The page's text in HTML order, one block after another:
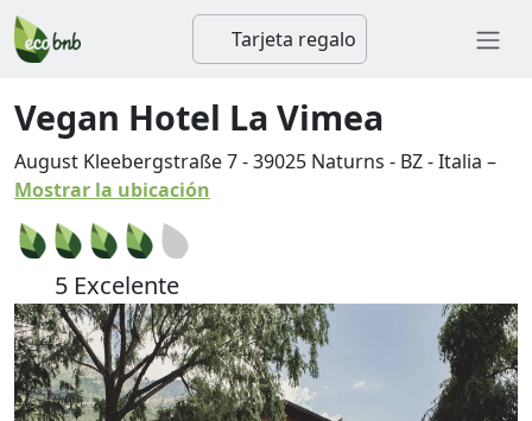
Tarjeta regalo
Vegan Hotel La Vimea
August Kleebergstraße 7-39025 Naturns - BZ-Italia –
Mostrar la ubicación
5 Excelente